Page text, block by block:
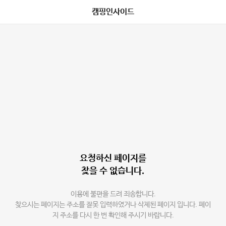
캠핑인사이드
요청하신 페이지를
찾을 수 없습니다.
이용에 불편을 드려 죄송합니다.
찾으시는 페이지는 주소를 잘못 입력하였거나 삭제된 페이지 입니다. 페이
지 주소를 다시 한 번 확인해 주시기 바랍니다.